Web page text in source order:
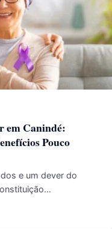
em Canindé:
Pouco
e um dever do